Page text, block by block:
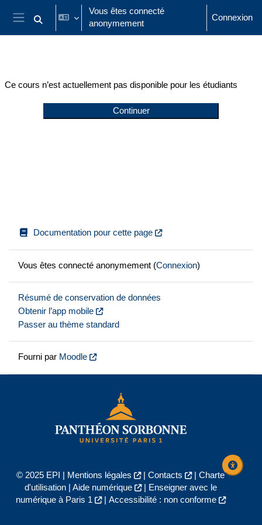
Passer au contenu principal
Panneau latéral
Activer/désactiver la saisie de recherche
Vous êtes connecté
anonymement
Connexion
Ce cours n’est actuellement pas disponible pour les étudiants
Continuer
Documentation pour cette page
Vous êtes connecté anonymement (Connexion)
Résumé de conservation de données
Obtenir l’app mobile
Passer au thème standard
Fourni par Moodle
© 2025 EPI | Mentions légales | Contacts | Charte
d'utilisation| Aide numérique |
Enseigner avec le
numérique à Paris 1
| Accessibilité : non conforme